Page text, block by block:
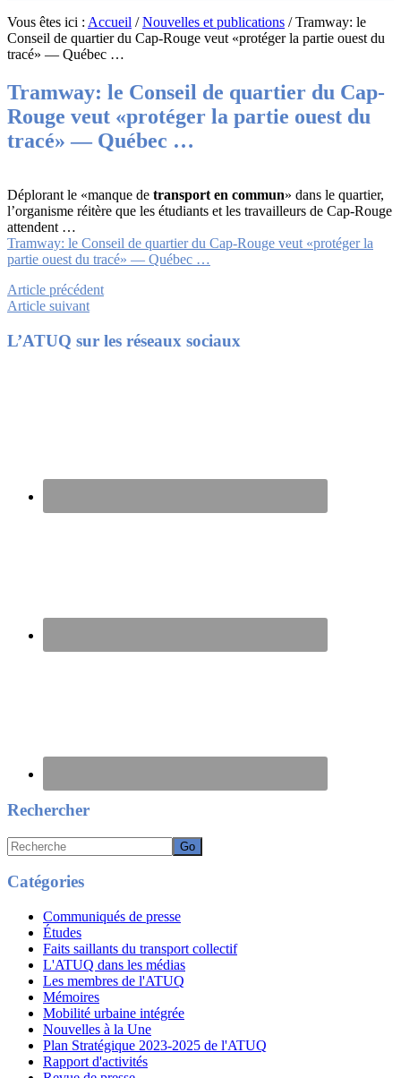
Vous êtes ici : Accueil /Nouvelles et publications /Tramway: le
Conseil de quartier du Cap-Rouge veut «protéger la partie ouest du
tracé» — Québec …
Tramway: le Conseil de quartier du Cap-
Rouge veut «protéger la partie ouest du
tracé» — Québec …
Déplorant le «manque de transport en commun» dans le quartier,
l’organisme réitère que les étudiants et les travailleurs de Cap-Rouge
attendent …
Tramway: le Conseil de quartier du Cap-Rouge veut «protéger la
partie ouest du tracé» — Québec …
Article précédent
Article suivant
Footer
L’ATUQ sur les réseaux sociaux
Rechercher
Recherche
Catégories
Communiqués de presse
Études
Faits saillants du transport collectif
L'ATUQ dans les médias
Les membres de l'ATUQ
Mémoires
Mobilité urbaine intégrée
Nouvelles à la Une
Plan Stratégique 2023-2025 de l'ATUQ
Rapport d'activités